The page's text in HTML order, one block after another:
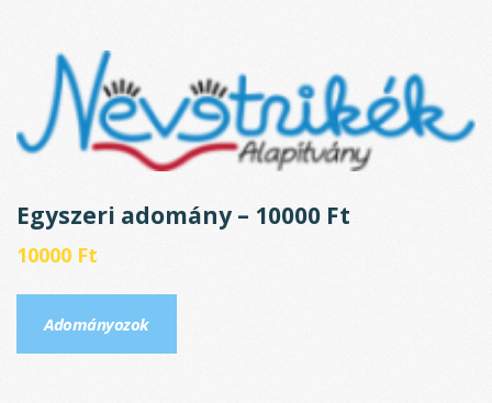
Egyszeri adomány – 10000 Ft
10000 Ft
Adományozok